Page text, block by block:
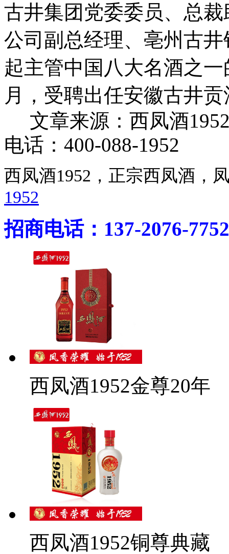
古井集团党委委员、总
公司副总经理、亳州古
起主管中国八大名酒之
月，受聘出任安徽古井
文章来源：西凤酒
电话：400-088-1952
西凤酒1952，正宗西凤酒
1952
招商电话：137-2076-7752
西凤酒1952金尊20年
西凤酒1952铜尊典藏